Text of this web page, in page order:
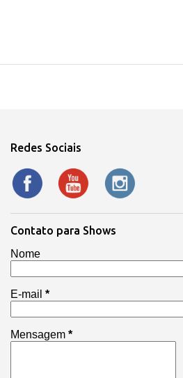
Redes Sociais
Contato para Shows
Nome
E-mail *
Mensagem *